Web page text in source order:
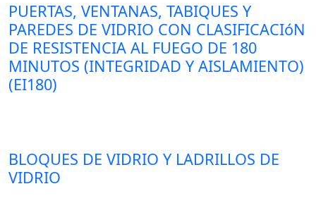
PUERTAS, VENTANAS, TABIQUES Y
PAREDES DE VIDRIO CON CLASIFICACIóN
DE RESISTENCIA AL FUEGO DE 180
MINUTOS (INTEGRIDAD Y AISLAMIENTO)
(EI180)
BLOQUES DE VIDRIO Y LADRILLOS DE
VIDRIO